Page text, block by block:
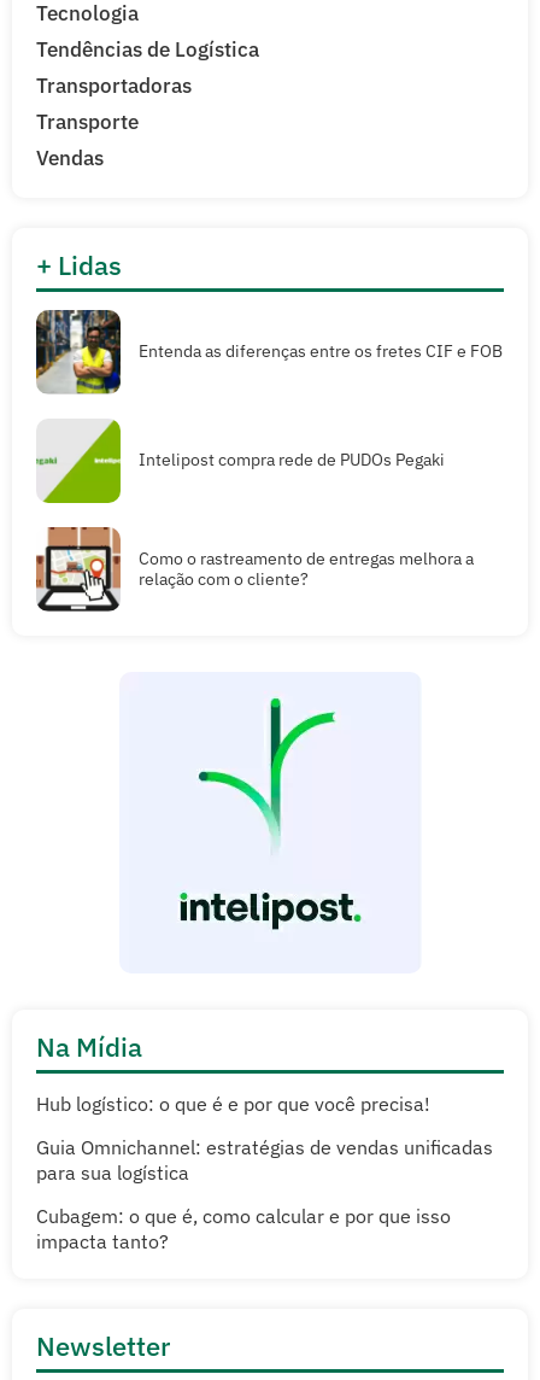
Tecnologia
Tendências de Logística
Transportadoras
Transporte
Vendas
+ Lidas
Entenda as diferenças entre os fretes CIF e FOB
Intelipost compra rede de PUDOs Pegaki
Como o rastreamento de entregas melhora a
relação com o cliente?
Na Mídia
Hub logístico: o que é e por que você precisa!
Guia Omnichannel: estratégias de vendas unificadas
para sua logística
Cubagem: o que é, como calcular e por que isso
impacta tanto?
Newsletter